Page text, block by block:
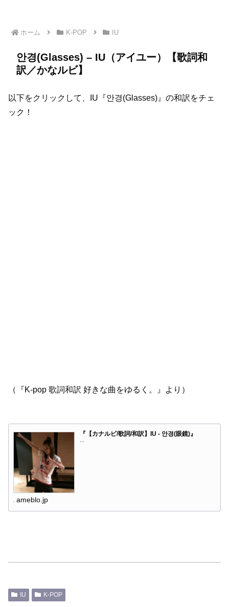
ホーム K-POP IU
안경(Glasses) – IU（アイユー）【歌詞和
訳／かなルビ】
以下をクリックして、IU『안경(Glasses)』の和訳をチェ
ック！
（『K-pop 歌詞和訳 好きな曲をゆるく。』より）
『【カナルビ/歌詞/和訳】IU - 안경(眼鏡)』
ameblo.jp
IU K-POP